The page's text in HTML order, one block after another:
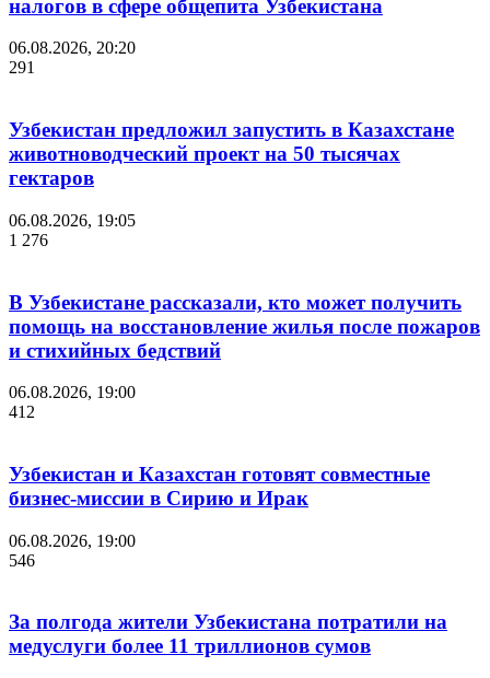
налогов в сфере общепита Узбекистана
06.08.2026, 20:20
291
Узбекистан предложил запустить в Казахстане
животноводческий проект на 50 тысячах
гектаров
06.08.2026, 19:05
1 276
В Узбекистане рассказали, кто может получить
помощь на восстановление жилья после пожаров
и стихийных бедствий
06.08.2026, 19:00
412
Узбекистан и Казахстан готовят совместные
бизнес-миссии в Сирию и Ирак
06.08.2026, 19:00
546
За полгода жители Узбекистана потратили на
медуслуги более 11 триллионов сумов